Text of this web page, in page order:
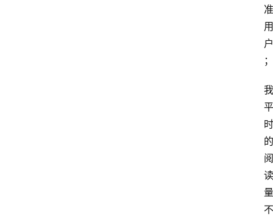
准
用
户
；
我
平
时
的
阅
读
量
不